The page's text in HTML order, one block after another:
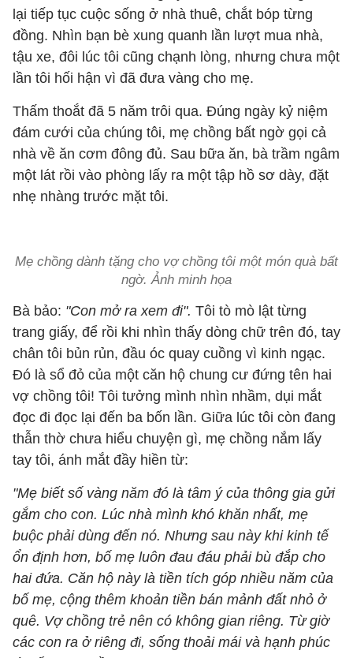
lại tiếp tục cuộc sống ở nhà thuê, chắt bóp từng
đồng. Nhìn bạn bè xung quanh lần lượt mua nhà,
tậu xe, đôi lúc tôi cũng chạnh lòng, nhưng chưa một
lần tôi hối hận vì đã đưa vàng cho mẹ.
Thấm thoắt đã 5 năm trôi qua. Đúng ngày kỷ niệm
đám cưới của chúng tôi, mẹ chồng bất ngờ gọi cả
nhà về ăn cơm đông đủ. Sau bữa ăn, bà trầm ngâm
một lát rồi vào phòng lấy ra một tập hồ sơ dày, đặt
nhẹ nhàng trước mặt tôi.
Mẹ chồng dành tặng cho vợ chồng tôi một món quà bất
ngờ. Ảnh minh họa
Bà bảo: "Con mở ra xem đi". Tôi tò mò lật từng
trang giấy, để rồi khi nhìn thấy dòng chữ trên đó, tay
chân tôi bủn rủn, đầu óc quay cuồng vì kinh ngạc.
Đó là sổ đỏ của một căn hộ chung cư đứng tên hai
vợ chồng tôi! Tôi tưởng mình nhìn nhầm, dụi mắt
đọc đi đọc lại đến ba bốn lần. Giữa lúc tôi còn đang
thẫn thờ chưa hiểu chuyện gì, mẹ chồng nắm lấy
tay tôi, ánh mắt đầy hiền từ:
"Mẹ biết số vàng năm đó là tâm ý của thông gia gửi
gắm cho con. Lúc nhà mình khó khăn nhất, mẹ
buộc phải dùng đến nó. Nhưng sau này khi kinh tế
ổn định hơn, bố mẹ luôn đau đáu phải bù đắp cho
hai đứa. Căn hộ này là tiền tích góp nhiều năm của
bố mẹ, cộng thêm khoản tiền bán mảnh đất nhỏ ở
quê. Vợ chồng trẻ nên có không gian riêng. Từ giờ
các con ra ở riêng đi, sống thoải mái và hạnh phúc